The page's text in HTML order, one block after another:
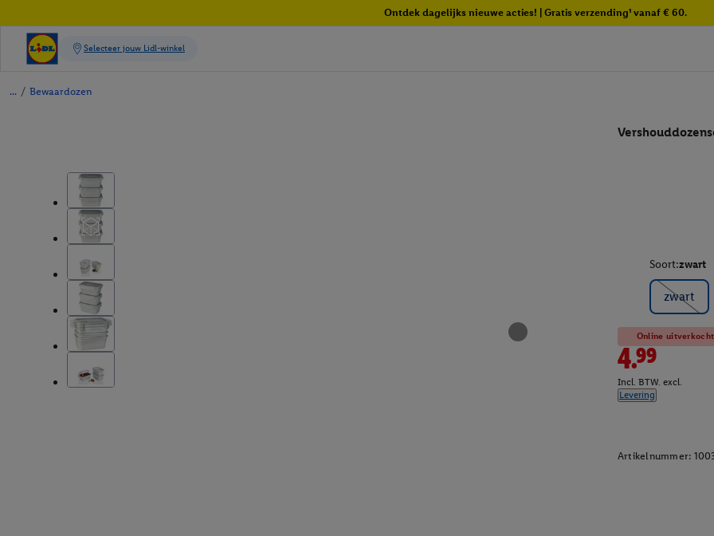
Ontdek dagelijks nieuwe acties! | Gratis verzending¹ vanaf € 60.
/ Bewaardozen
Soort:zwart
zwart
Online
4.99
Incl. BTW. excl.
Levering
Artikelnummer: